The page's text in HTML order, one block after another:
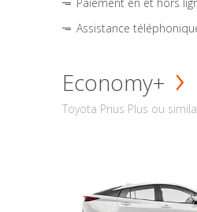
Assistance
Economy+
Toyota Prius Plus ou